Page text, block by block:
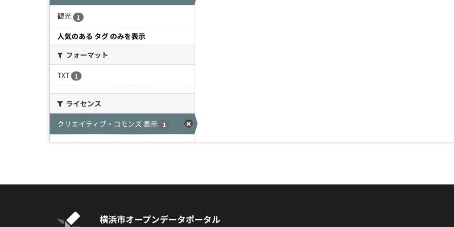
観光 1
人気のある タグ のみを表示
フォーマット
TXT
1
ライセンス
クリエイティブ・コモンズ 表示
1